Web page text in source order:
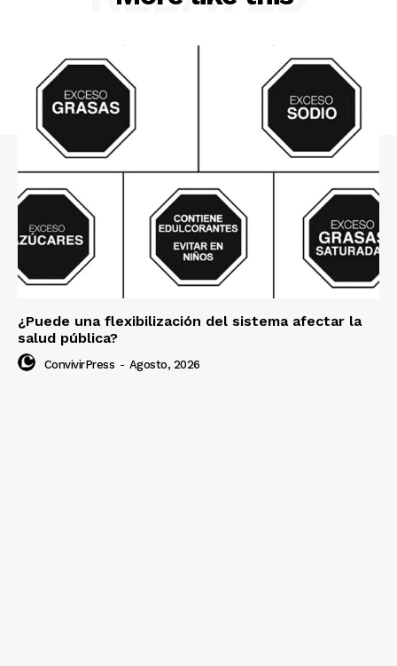
¿Puede una flexibilización del sistema afectar la
salud pública?
ConvivirPress - Agosto, 2026